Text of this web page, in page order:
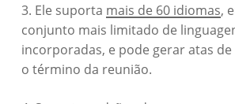
3. Ele suporta mais de 60 idiomas,
conjunto mais limitado de
incorporadas, e pode gerar atas
o término da reunião.